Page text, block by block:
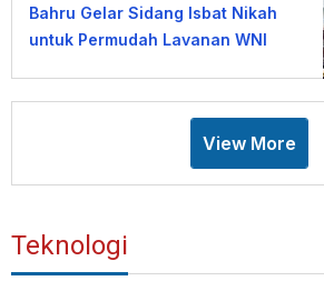
Bahru Gelar Sidang Isbat Nikah
untuk Permudah Layanan WNI
View More
Teknologi